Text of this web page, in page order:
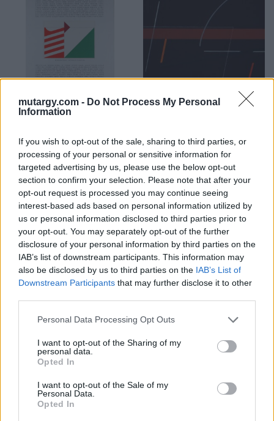
mutargy.com - Do Not Process My Personal
Information
If you wish to opt-out of the sale, sharing to third parties, or
processing of your personal or sensitive information for
targeted advertising by us, please use the below opt-out
section to confirm your selection. Please note that after your
opt-out request is processed you may continue seeing
interest-based ads based on personal information utilized by
us or personal information disclosed to third parties prior to
your opt-out. You may separately opt-out of the further
disclosure of your personal information by third parties on the
IAB’s list of downstream participants. This information may
also be disclosed by us to third parties on the IAB’s List of
Downstream Participants that may further disclose it to other
Personal Data Processing Opt Outs
I want to opt-out of the Sharing of my
personal data.
Opted In
I want to opt-out of the Sale of my
Personal Data.
Opted In
FESTMÉNY, GRAFIKA
Kornis Dezső (1908-
1984): Hommage a
Szentendre
papír, színes szita, 70 x 50
Kikiáltási ár:10 000Ft
Aukció:
278.aukció - festmény,
grafika, műtárgy
Aukció időpontja: 2024-01-31
18:00
MEGTEKINTEM
Konok Tamás (1930-
2020): Bartók-duó, lap
az „Hommage á
Bartók” mappából
szitanyomat, 30 x 43
Kikiáltási ár:48 000Ft
Aukció:
278.aukció - festmény,
grafika, műtárgy
Aukció időpontja: 2024-01-31
18:00
MEGTEKINTEM